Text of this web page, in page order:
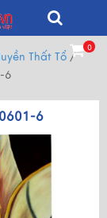
0
Thất Tổ /
6
6